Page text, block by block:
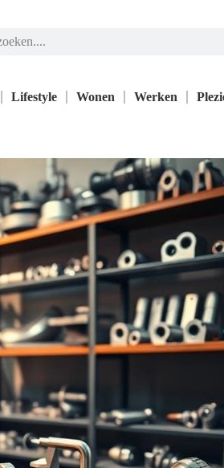
Lifestyle Wonen Werken